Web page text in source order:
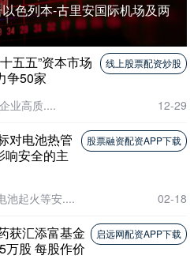
色列本-古里安国际机场及两
线上股票配资炒股
五五”资本市场
争50家
业高质.... 12-29
股票融资配资APP下载
对电池热管
响安全的主
池起火等安.... 02-18
启远网配资APP下载
获汇添富基金
万股 每股作价